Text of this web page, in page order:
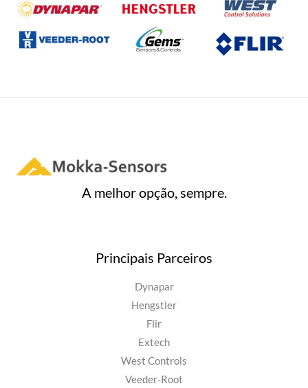
A melhor opção, sempre.
Principais Parceiros
Dynapar
Hengstler
Flir
Extech
West Controls
Veeder-Root